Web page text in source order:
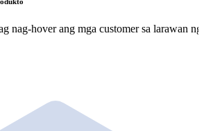
nag-hover ang mga customer sa larawan ng